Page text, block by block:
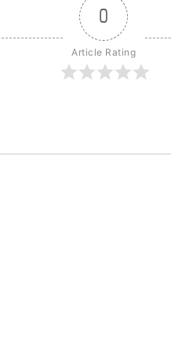
0
Article Rating